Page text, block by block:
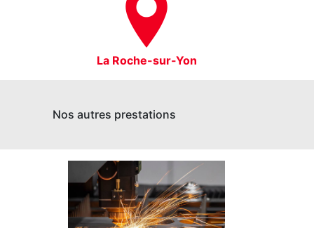
La Roche-sur-Yon
Nos autres prestations